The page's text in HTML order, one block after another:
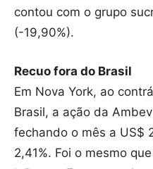
contou com o grupo
(-19,90%).
Recuo fora do Brasil
Em Nova York, ao
Brasil, a ação da
fechando o mês a US$
2,41%. Foi o mesmo